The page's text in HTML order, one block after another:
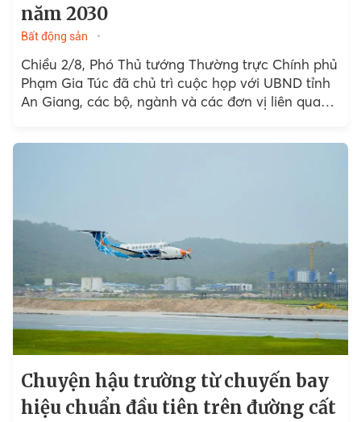
năm 2030
Bất động sản
Chiều 2/8, Phó Thủ tướng Thường trực Chính phủ
Phạm Gia Túc đã chủ trì cuộc họp với UBND tỉnh
An Giang, các bộ, ngành và các đơn vị liên quan
Chuyện hậu trường từ chuyến bay
hiệu chuẩn đầu tiên trên đường cất